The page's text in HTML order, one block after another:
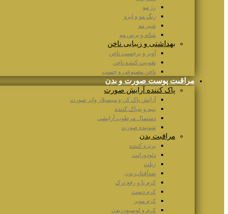
رژ مو
رنگ مو و ابرو
شیر مو
شانه و برس مو
بهداشتی و زیبایی ناخن
آویز و برچسب ناخن
تقوییت کننده ناخن
ناخن مصنوعی و چسب
مراقبت پوست صورت و بدن
پاک کننده آرایش صورت
آرایش پاک کن و میسیلار واتر صورت
پنبه و پدپاک کننده
دستمال مرطوب آرایشی
شوینده صورت
مراقبت بدن
برنزه کننده
دئودورانت
ژیلت
ضدآفتاب بدن
کرم پا و رفع ترک
کرم دست
کرم موبر
کرم و لوسیون بدن